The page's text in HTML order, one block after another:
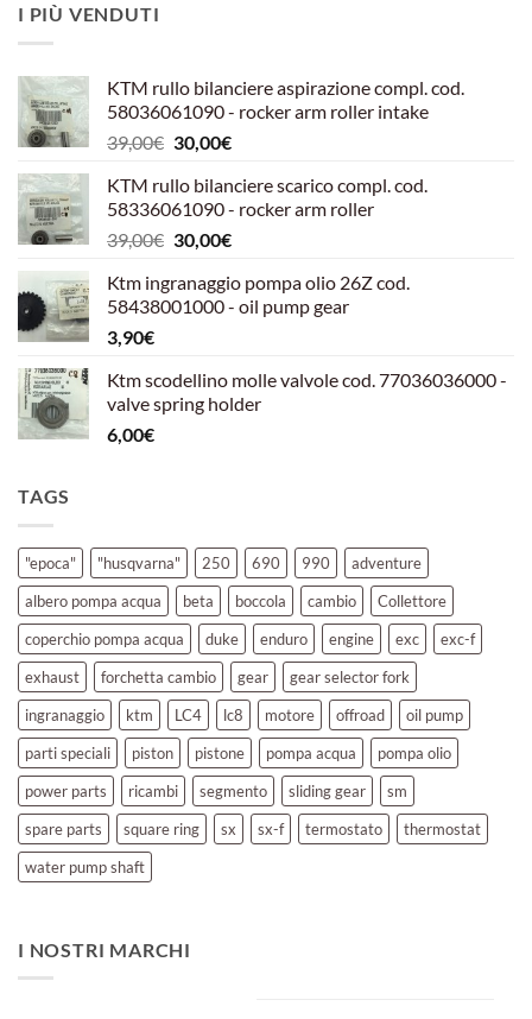
I PIÙ VENDUTI
KTM rullo bilanciere aspirazione compl. cod.
58036061090 - rocker arm roller intake
39,00€ Il
originale
era:
39,00€.
30,00€Il
attuale
è:
30,00€.
KTM rullo bilanciere scarico compl. cod.
58336061090 - rocker arm roller
39,00€ Il
originale
era:
30,00€Il
attuale
è:
Ktm ingranaggio pompa olio 26Z cod.
58438001000 - oil pump gear
3,90€
Ktm scodellino molle valvole cod. 77036036000 -
valve spring holder
6,00€
TAGS
"epoca" "husqvarna" 250 690 990
adventure
albero pompa acqua
beta boccola cambio
Collettore
coperchio pompa acqua
duke enduro engine exc
exc-f
exhaust
forchetta cambio gear
gear selector fork
ingranaggio
ktm LC4 lc8 motore offroad
oil pump
parti speciali
piston pistone pompa acqua
pompa olio
power parts
ricambi segmento sliding gear
sm
spare parts
square ring sx sx-f termostato
thermostat
water pump shaft
I NOSTRI MARCHI